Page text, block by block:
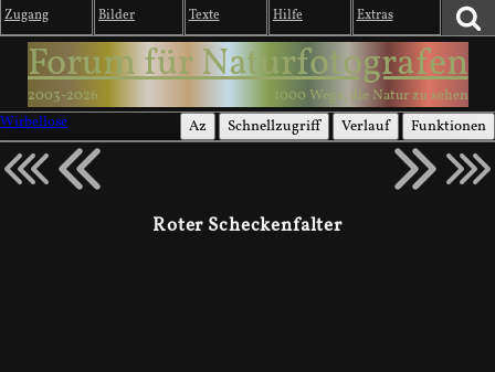
Zugang Bilder Texte Hilfe Extras
Forum für Naturfotografen
2003-2026
1000 Wege, die Natur zu sehen
Wirbellose
Az Schnellzugriff Verlauf Funktionen
Roter Scheckenfalter